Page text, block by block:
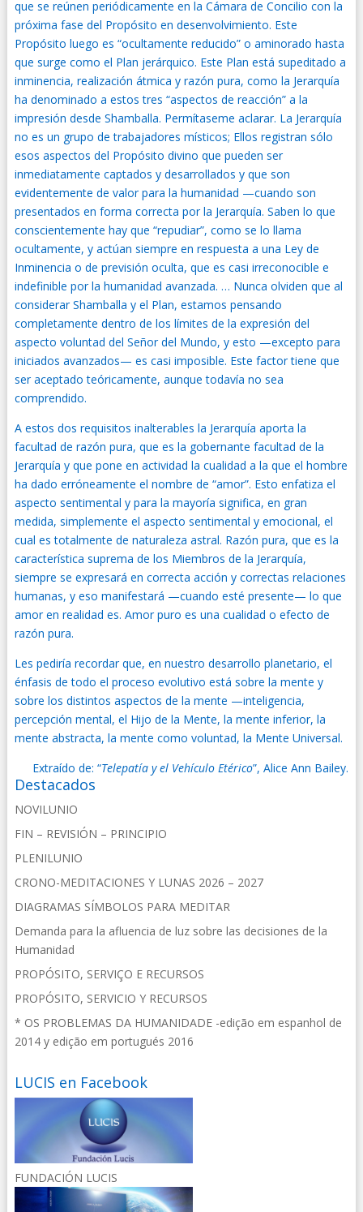
que se reúnen periódicamente en la Cámara de Concilio con la
próxima fase del Propósito en desenvolvimiento. Este
Propósito luego es “ocultamente reducido” o aminorado hasta
que surge como el Plan jerárquico. Este Plan está supeditado a
inminencia, realización átmica y razón pura, como la Jerarquía
ha denominado a estos tres “aspectos de reacción” a la
impresión desde Shamballa. Permítaseme aclarar. La Jerarquía
no es un grupo de trabajadores místicos; Ellos registran sólo
esos aspectos del Propósito divino que pueden ser
inmediatamente captados y desarrollados y que son
evidentemente de valor para la humanidad —cuando son
presentados en forma correcta por la Jerarquía. Saben lo que
conscientemente hay que “repudiar”, como se lo llama
ocultamente, y actúan siempre en respuesta a una Ley de
Inminencia o de previsión oculta, que es casi irreconocible e
indefinible por la humanidad avanzada. … Nunca olviden que al
considerar Shamballa y el Plan, estamos pensando
completamente dentro de los límites de la expresión del
aspecto voluntad del Señor del Mundo, y esto —excepto para
iniciados avanzados— es casi imposible. Este factor tiene que
ser aceptado teóricamente, aunque todavía no sea
comprendido.
A estos dos requisitos inalterables la Jerarquía aporta la
facultad de razón pura, que es la gobernante facultad de la
Jerarquía y que pone en actividad la cualidad a la que el hombre
ha dado erróneamente el nombre de “amor”. Esto enfatiza el
aspecto sentimental y para la mayoría significa, en gran
medida, simplemente el aspecto sentimental y emocional, el
cual es totalmente de naturaleza astral. Razón pura, que es la
característica suprema de los Miembros de la Jerarquía,
siempre se expresará en correcta acción y correctas relaciones
humanas, y eso manifestará —cuando esté presente— lo que
amor en realidad es. Amor puro es una cualidad o efecto de
razón pura.
Les pediría recordar que, en nuestro desarrollo planetario, el
énfasis de todo el proceso evolutivo está sobre la mente y
sobre los distintos aspectos de la mente —inteligencia,
percepción mental, el Hijo de la Mente, la mente inferior, la
mente abstracta, la mente como voluntad, la Mente Universal.
Extraído de: “Telepatía y el Vehículo Etérico”, Alice Ann Bailey.
Destacados
NOVILUNIO
FIN – REVISIÓN – PRINCIPIO
PLENILUNIO
CRONO-MEDITACIONES Y LUNAS 2026 – 2027
DIAGRAMAS SÍMBOLOS PARA MEDITAR
Demanda para la afluencia de luz sobre las decisiones de la
Humanidad
PROPÓSITO, SERVIÇO E RECURSOS
PROPÓSITO, SERVICIO Y RECURSOS
* OS PROBLEMAS DA HUMANIDADE -edição em espanhol de
2014 y edição em portugués 2016
LUCIS en Facebook
FUNDACIÓN LUCIS